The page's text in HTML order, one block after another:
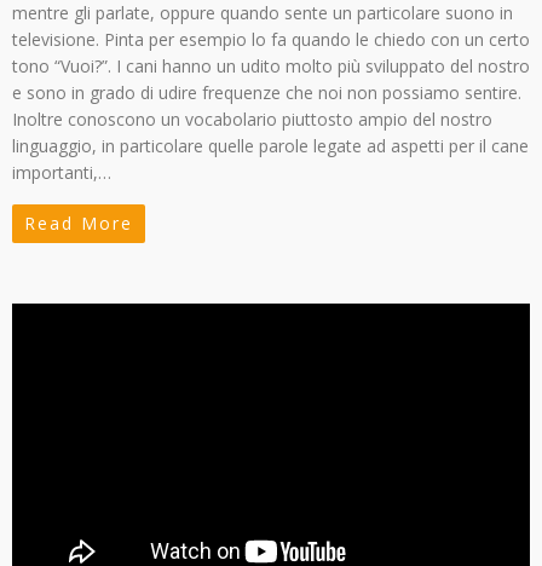
mentre gli parlate, oppure quando sente un particolare suono in
televisione. Pinta per esempio lo fa quando le chiedo con un certo
tono “Vuoi?”. I cani hanno un udito molto più sviluppato del nostro
e sono in grado di udire frequenze che noi non possiamo sentire.
Inoltre conoscono un vocabolario piuttosto ampio del nostro
linguaggio, in particolare quelle parole legate ad aspetti per il cane
importanti,…
Read More